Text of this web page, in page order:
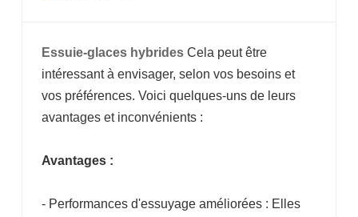
Essuie-glaces hybridesCela peut être
intéressant à envisager, selon vos besoins et
vos préférences. Voici quelques-uns de leurs
avantages et inconvénients :
Avantages :
- Performances d'essuyage améliorées : Elles